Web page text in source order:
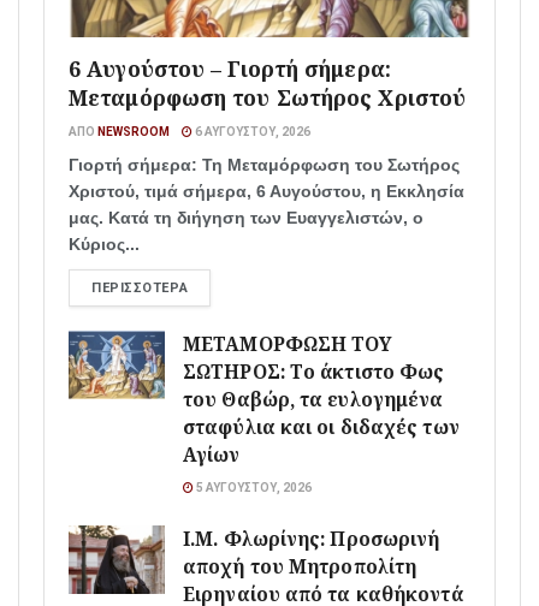
6 Αυγούστου – Γιορτή σήμερα:
Μεταμόρφωση του Σωτήρος Χριστού
ΑΠΌ NEWSROOM 6 ΑΥΓΟΎΣΤΟΥ, 2026
Γιορτή σήμερα: Τη Μεταμόρφωση του Σωτήρος
Χριστού, τιμά σήμερα, 6 Αυγούστου, η Εκκλησία
μας. Κατά τη διήγηση των Ευαγγελιστών, ο
Κύριος...
ΠΕΡΙΣΣΌΤΕΡΑ
ΜΕΤΑΜΟΡΦΩΣΗ ΤΟΥ
ΣΩΤΗΡΟΣ: Το άκτιστο Φως
του Θαβώρ, τα ευλογημένα
σταφύλια και οι διδαχές των
Αγίων
5 ΑΥΓΟΎΣΤΟΥ, 2026
Ι.Μ. Φλωρίνης: Προσωρινή
αποχή του Μητροπολίτη
Ειρηναίου από τα καθήκοντά